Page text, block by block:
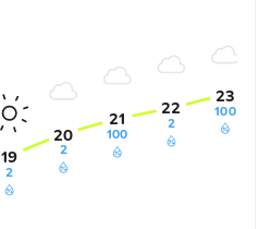
19
2
20
2
21
100
22
2
23
100